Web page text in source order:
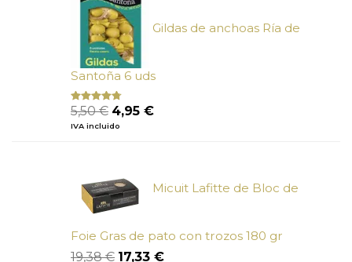
6,73 €.
Gildas de anchoas Ría de
Santoña 6 uds
Valorado
con
de 5
5,50€ El
precio
4,95 €El
IVA incluido
Micuit Lafitte de Bloc de
Foie Gras de pato con trozos 180 gr
19,38€ El
17,33 €El